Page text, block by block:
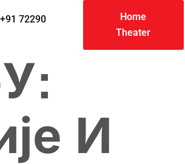
72290
Home
Theater
И